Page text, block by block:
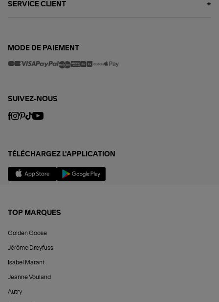
SERVICE CLIENT
MODE DE PAIEMENT
SUIVEZ-NOUS
TÉLÉCHARGEZ L'APPLICATION
TOP MARQUES
Golden Goose
Jérôme Dreyfuss
Isabel Marant
Jeanne Vouland
Autry